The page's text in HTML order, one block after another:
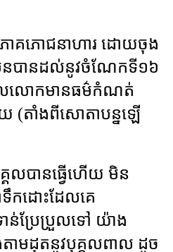
ោគភោជនាហារ ដោយចុង
មិនបានដល់នូវចំណែកទី១៦
លលោកមានធម៌កំណត់
(តាំងពីសោតាបន្នឡើ
គលបានធ្វើហើយ មិន
កដោះដែលគេ
ន់ប្រែប្រួលទៅ យ៉ាង
តាមដុតនូវបុគ្គលពាល ដូច